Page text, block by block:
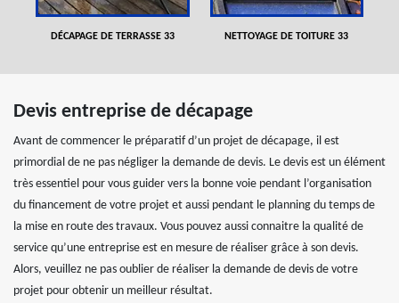
DÉCAPAGE DE TERRASSE 33 NETTOYAGE DE TOITURE 33
Devis entreprise de décapage
Avant de commencer le préparatif d’un projet de décapage, il est
primordial de ne pas négliger la demande de devis. Le devis est un élément
très essentiel pour vous guider vers la bonne voie pendant l’organisation
du financement de votre projet et aussi pendant le planning du temps de
la mise en route des travaux. Vous pouvez aussi connaitre la qualité de
service qu’une entreprise est en mesure de réaliser grâce à son devis.
Alors, veuillez ne pas oublier de réaliser la demande de devis de votre
projet pour obtenir un meilleur résultat.